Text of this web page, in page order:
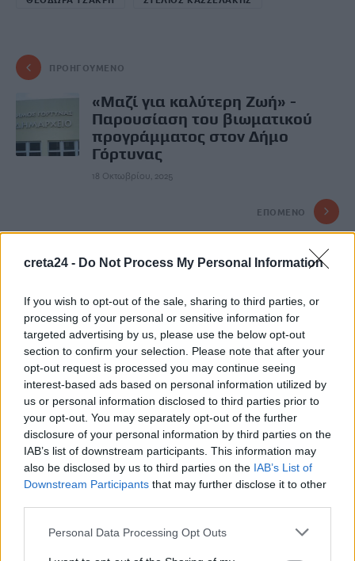
creta24 - Do Not Process My Personal Information
If you wish to opt-out of the sale, sharing to third parties, or
processing of your personal or sensitive information for
targeted advertising by us, please use the below opt-out
section to confirm your selection. Please note that after your
opt-out request is processed you may continue seeing
interest-based ads based on personal information utilized by
us or personal information disclosed to third parties prior to
your opt-out. You may separately opt-out of the further
disclosure of your personal information by third parties on the
IAB’s list of downstream participants. This information may
also be disclosed by us to third parties on the IAB’s List of
Downstream Participants that may further disclose it to other
Personal Data Processing Opt Outs
ΠΡΟΗΓΟΎΜΕΝΟ
«Μαζί για καλύτερη Ζωή» -
Παρουσίαση του βιωματικού
προγράμματος στον Δήμο
Γόρτυνας
18 Οκτωβρίου, 2025
ΕΠΌΜΕΝΟ
Ο ανηψιός θυμήθηκε τον θείο
Μην χάνεις είδηση. Βάλε τοCRETA24στην
Google
CRETA24
ΡΟΗ ΕΙΔΗΣΕΩΝ
Πότε πληρώνονται οι συντάξεις Σεπτεμβρίου
7 Αυγούστου, 2026